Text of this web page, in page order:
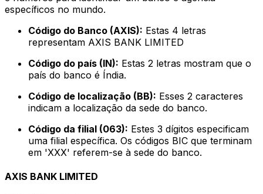
específicos no mundo.
Código do Banco (AXIS): Estas 4 letras
representam AXIS BANK LIMITED
Código do país (IN): Estas 2 letras mostram que o
país do banco é Índia.
Código de localização (BB): Esses 2 caracteres
indicam a localização da sede do banco.
Código da filial (063): Estes 3 dígitos especificam
uma filial específica. Os códigos BIC que terminam
em 'XXX' referem-se à sede do banco.
AXIS BANK LIMITED